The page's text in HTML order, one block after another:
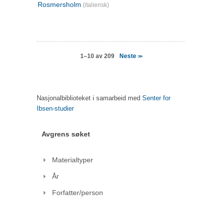
Rosmersholm (italiensk)
1–10 av 209 Neste >>
Nasjonalbiblioteket i samarbeid med Senter for
Ibsen-studier
Avgrens søket
Materialtyper
År
Forfatter/person